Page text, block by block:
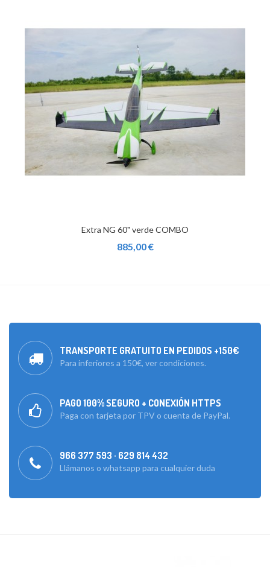
Extra NG 60" verde COMBO
885,00 €
TRANSPORTE GRATUITO EN PEDIDOS +150€
Para inferiores a 150€, ver condiciones.
PAGO 100% SEGURO + CONEXIÓN HTTPS
Paga con tarjeta por TPV o cuenta de PayPal.
966 377 593 · 629 814 432
Llámanos o whatsapp para cualquier duda